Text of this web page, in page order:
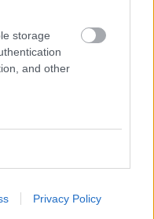
storage
and other
Privacy Policy